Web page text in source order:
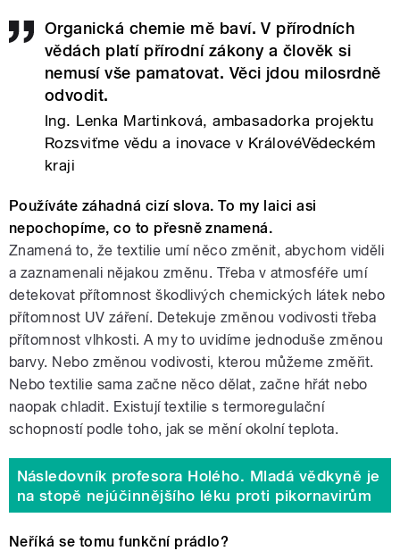
Organická chemie mě baví. V přírodních
vědách platí přírodní zákony a člověk si
nemusí vše pamatovat. Věci jdou milosrdně
odvodit.
Ing. Lenka Martinková, ambasadorka projektu
Rozsviťme vědu a inovace v KrálovéVědeckém
kraji
Používáte záhadná cizí slova. To my laici asi
nepochopíme, co to přesně znamená.
Znamená to, že textilie umí něco změnit, abychom viděli
a zaznamenali nějakou změnu. Třeba v atmosféře umí
detekovat přítomnost škodlivých chemických látek nebo
přítomnost UV záření. Detekuje změnou vodivosti třeba
přítomnost vlhkosti. A my to uvidíme jednoduše změnou
barvy. Nebo změnou vodivosti, kterou můžeme změřit.
Nebo textilie sama začne něco dělat, začne hřát nebo
naopak chladit. Existují textilie s termoregulační
schopností podle toho, jak se mění okolní teplota.
Následovník profesora Holého. Mladá vědkyně je
na stopě nejúčinnějšího léku proti pikornavirům
Neříká se tomu funkční prádlo?